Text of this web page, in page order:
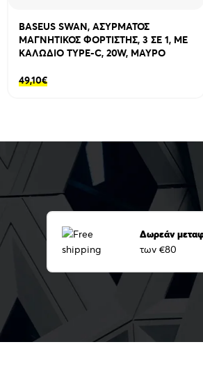
BASEUS SWAN, ΑΣΥΡΜΑΤΟΣ
ΜΑΓΝΗΤΙΚΟΣ ΦΟΡΤΙΣΤΗΣ, 3 ΣΕ 1, ΜΕ
ΚΑΛΩΔΙΟ TYPE-C, 20W, ΜΑΥΡΟ
49,10€
Δωρεάν
των €80